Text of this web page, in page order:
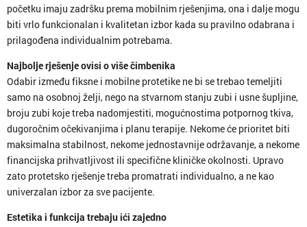
početku imaju zadršku prema mobilnim rješenjima, ona i dalje mogu
biti vrlo funkcionalan i kvalitetan izbor kada su pravilno odabrana i
prilagođena individualnim potrebama.
Najbolje rješenje ovisi o više čimbenika
Odabir između fiksne i mobilne protetike ne bi se trebao temeljiti
samo na osobnoj želji, nego na stvarnom stanju zubi i usne šupljine,
broju zubi koje treba nadomjestiti, mogućnostima potpornog tkiva,
dugoročnim očekivanjima i planu terapije. Nekome će prioritet biti
maksimalna stabilnost, nekome jednostavnije održavanje, a nekome
financijska prihvatljivost ili specifične kliničke okolnosti. Upravo
zato protetsko rješenje treba promatrati individualno, a ne kao
univerzalan izbor za sve pacijente.
Estetika i funkcija trebaju ići zajedno